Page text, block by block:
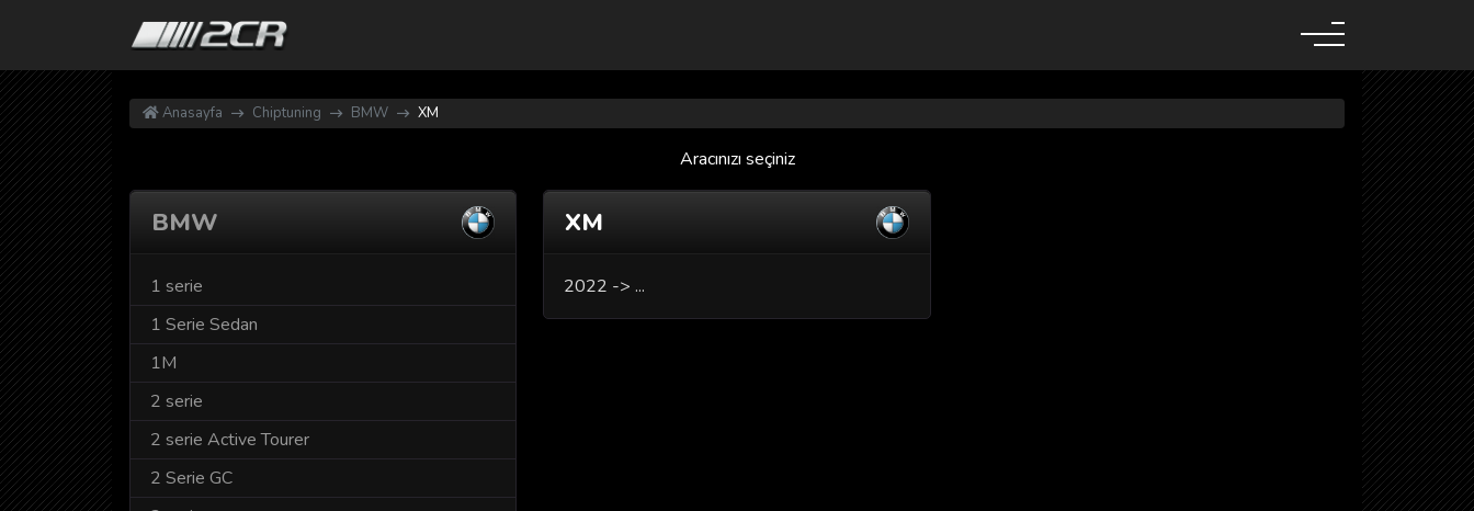
Anasayfa Chiptuning BMW XM
Aracınızı seçiniz
BMW
1 serie
1 Serie Sedan
1M
2 serie
2 serie Active Tourer
2 Serie GC
XM
2022 -> ...